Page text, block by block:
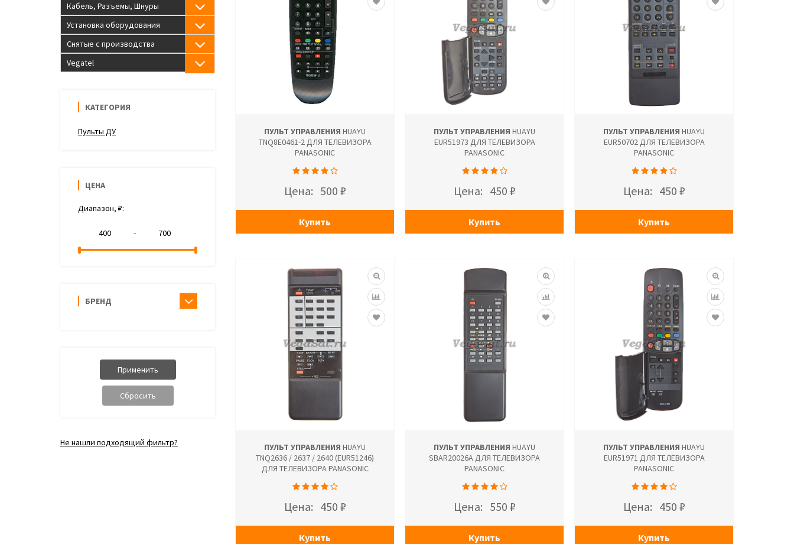
Кабель, Разъемы, Шнуры
Установка оборудования
Снятые с производства
Vegatel
КАТЕГОРИЯ
Пульты ДУ
ЦЕНА
Диапазон, ₽:
-
БРЕНД
Не нашли подходящий фильтр?
ПУЛЬТ УПРАВЛЕНИЯ HUAYU
TNQ8E0461-2 ДЛЯ ТЕЛЕВИЗОРА
PANASONIC
Цена: 500 ₽
Купить
ПУЛЬТ УПРАВЛЕНИЯ HUAYU
EUR51973 ДЛЯ ТЕЛЕВИЗОРА
PANASONIC
Цена: 450 ₽
Купить
ПУЛЬТ УПРАВЛЕНИЯ HUAYU
EUR50702 ДЛЯ ТЕЛЕВИЗОРА
PANASONIC
Цена: 450 ₽
Купить
ПУЛЬТ УПРАВЛЕНИЯ HUAYU
TNQ2636 / 2637 / 2640 (EUR51246)
ДЛЯ ТЕЛЕВИЗОРА PANASONIC
Цена: 450 ₽
Купить
ПУЛЬТ УПРАВЛЕНИЯ HUAYU
SBAR20026A ДЛЯ ТЕЛЕВИЗОРА
PANASONIC
Цена: 550 ₽
Купить
ПУЛЬТ УПРАВЛЕНИЯ HUAYU
EUR51971 ДЛЯ ТЕЛЕВИЗОРА
PANASONIC
Цена: 450 ₽
Купить